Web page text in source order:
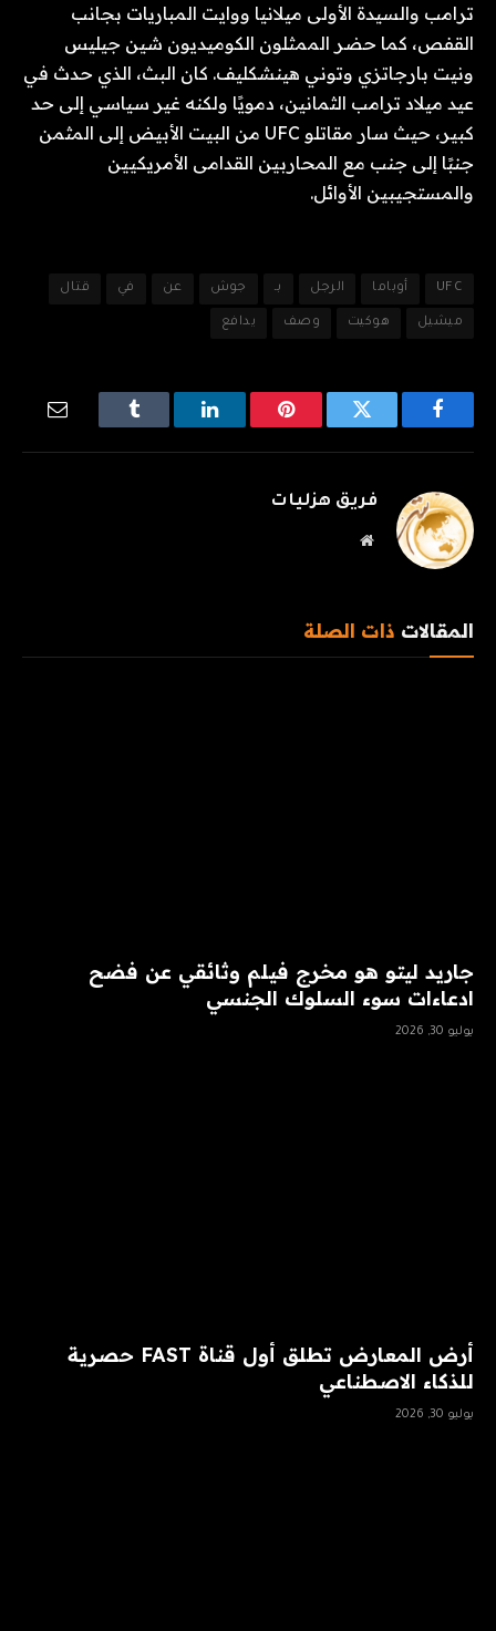
ترامب والسيدة الأولى ميلانيا ووايت المباريات بجانب
القفص، كما حضر الممثلون الكوميديون شين جيليس
ونيت بارجاتزي وتوني هينشكليف. كان البث، الذي حدث في
عيد ميلاد ترامب الثمانين، دمويًا ولكنه غير سياسي إلى حد
كبير، حيث سار مقاتلو UFC من البيت الأبيض إلى المثمن
جنبًا إلى جنب مع المحاربين القدامى الأمريكيين
والمستجيبين الأوائل.
UFC أوباما الرجل بـ جوش عن في قتال
ميشيل هوكيت وصف يدافع
فيسبوك تويتر بينتيريستلينكدإن Tumblr
فريق هزليات
موقع
المقالات ذات الصلة
جاريد ليتو هو مخرج فيلم وثائقي عن فضح
ادعاءات سوء السلوك الجنسي
يوليو 30, 2026
أرض المعارض تطلق أول قناة FAST حصرية
للذكاء الاصطناعي
يوليو 30, 2026